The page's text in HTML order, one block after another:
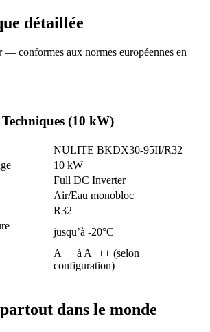
détaillée
— conformes aux normes européennes en
(10 kW)
NULITE BKDX30-95II/R32
10 kW
Full DC Inverter
Air/Eau monobloc
R32
jusqu’à -20°C
A++ à A+++ (selon
configuration)
dans le monde